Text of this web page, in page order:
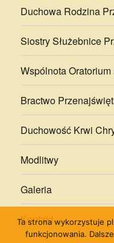
Duchowa Rodzina
Siostry Służebnice
Wspólnota
Bractwo
Duchowość Krwi
Modlitwy
Galeria
Kontakt
Ta strona wykorzystuje
funkcjonowania.